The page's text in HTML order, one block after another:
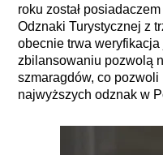
roku został
Odznaki Turystycznej z
obecnie trwa
zbilansowaniu pozwolą
szmaragdów, co
najwyższych odznak w